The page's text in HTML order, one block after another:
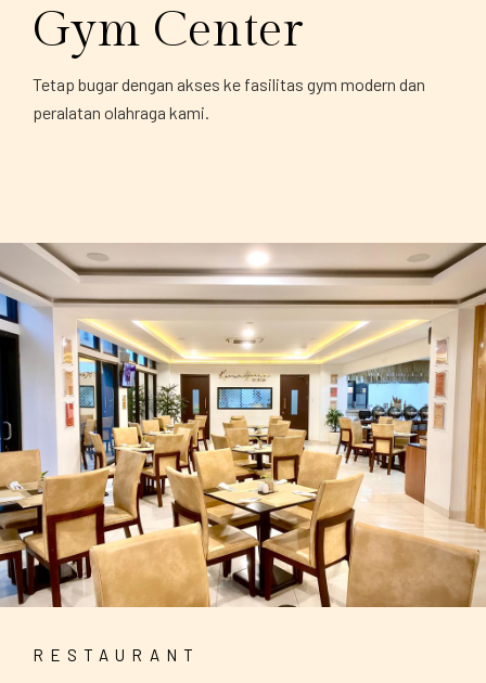
Gym Center
Tetap bugar dengan akses ke fasilitas gym modern dan
peralatan olahraga kami.
RESTAURANT